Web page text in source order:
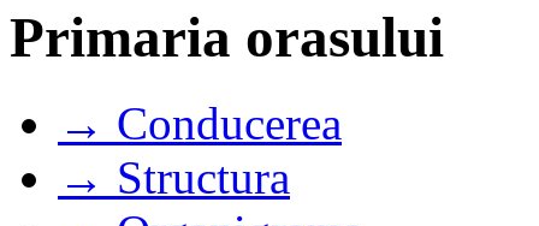
Primaria orasului
→ Conducerea
→ Structura